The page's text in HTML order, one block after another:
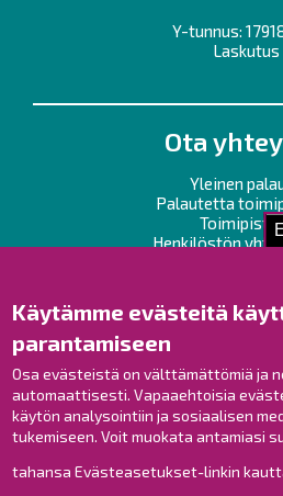
Käytämme evästeitä
parantamiseen
Osa evästeistä on välttämättömiä ja
automaattisesti. Vapaaehtoisia
käytön analysointiin ja sosiaalisen
tukemiseen. Voit muokata antamiasi
tahansa Evästeasetukset-linkin
Y-tunnus:
Laskutus
Ota
Yleinen
Palautetta
Henkilöstön
Raahe
Raahe
Raahe
Raahe